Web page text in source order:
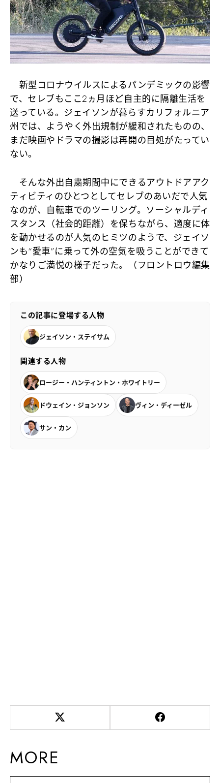
新型コロナウイルスによるパンデミックの影響
で、セレブもここ2ヵ月ほど自主的に隔離生活を
送っている。ジェイソンが暮らすカリフォルニア
州では、ようやく外出規制が緩和されたものの、
まだ映画やドラマの撮影は再開の目処がたってい
ない。
そんな外出自粛期間中にできるアウトドアアク
ティビティのひとつとしてセレブのあいだで人気
なのが、自転車でのツーリング。ソーシャルディ
スタンス（社会的距離）を保ちながら、適度に体
を動かせるのが人気のヒミツのようで、ジェイソ
ンも“愛車”に乗って外の空気を吸うことができて
かなりご満悦の様子だった。（フロントロウ編集
部）
この記事に登場する人物
ジェイソン・ステイサム
関連する人物
ロージー・ハンティントン・ホワイトリー
ドウェイン・ジョンソン ヴィン・ディーゼル
サン・カン
MORE